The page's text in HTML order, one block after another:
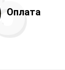
Оплата